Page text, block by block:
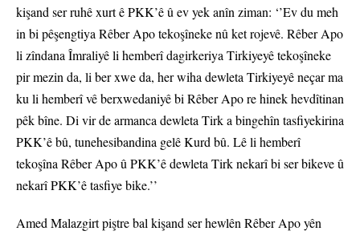
kişand ser ruhê xurt ê PKK’ê û ev yek anîn ziman: ‘’Ev du meh
in bi pêşengtiya Rêber Apo tekoşîneke nû ket rojevê. Rêber Apo
li zîndana Îmraliyê li hemberî dagirkeriya Tirkiyeyê tekoşîneke
pir mezin da, li ber xwe da, her wiha dewleta Tirkiyeyê neçar ma
ku li hemberî vê berxwedaniyê bi Rêber Apo re hinek hevdîtinan
pêk bîne. Di vir de armanca dewleta Tirk a bingehîn tasfiyekirina
PKK’ê bû, tunehesibandina gelê Kurd bû. Lê li hemberî
tekoşîna Rêber Apo û PKK’ê dewleta Tirk nekarî bi ser bikeve û
nekarî PKK’ê tasfiye bike.’’
Amed Malazgirt piştre bal kişand ser hewlên Rêber Apo yên